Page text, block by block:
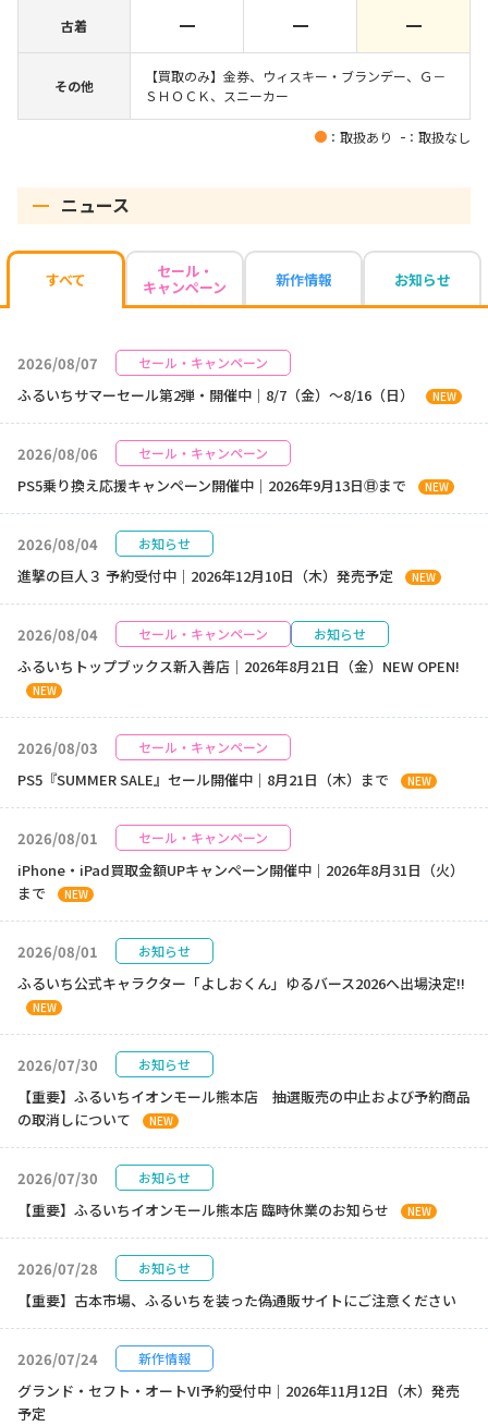
古着
その他
【買取のみ】金券、ウィスキー・ブランデー、Ｇ－
ＳＨＯＣＫ、スニーカー
：取扱あり ：取扱なし
ニュース
すべて セール・
キャンペーン 新作情報 お知らせ
2026/08/07 セール・キャンペーン
ふるいちサマーセール第2弾・開催中｜8/7（金）～8/16（日） NEW
2026/08/06 セール・キャンペーン
PS5乗り換え応援キャンペーン開催中｜2026年9月13日㊐まで NEW
2026/08/04 お知らせ
進撃の巨人３ 予約受付中｜2026年12月10日（木）発売予定 NEW
2026/08/04 セール・キャンペーン お知らせ
ふるいちトップブックス新入善店｜2026年8月21日（金）NEW OPEN!
NEW
2026/08/03 セール・キャンペーン
PS5『SUMMER SALE』セール開催中｜8月21日（木）まで NEW
2026/08/01 セール・キャンペーン
iPhone・iPad買取金額UPキャンペーン開催中｜2026年8月31日（火）
まで
NEW
2026/08/01 お知らせ
ふるいち公式キャラクター「よしおくん」ゆるバース2026へ出場決定!!
NEW
2026/07/30 お知らせ
【重要】ふるいちイオンモール熊本店 抽選販売の中止および予約商品
の取消しについて
NEW
2026/07/30 お知らせ
【重要】ふるいちイオンモール熊本店 臨時休業のお知らせ NEW
2026/07/28 お知らせ
【重要】古本市場、ふるいちを装った偽通販サイトにご注意ください
2026/07/24 新作情報
グランド・セフト・オートVI予約受付中｜2026年11月12日（木）発売
予定